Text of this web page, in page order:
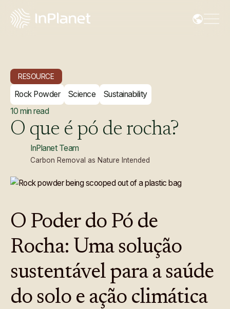
RESOURCE
Rock Powder Science
Sustainability
10 min read
O que é pó de rocha?
InPlanet Team
Carbon Removal as Nature Intended
O Poder do Pó de
Rocha: Uma solução
sustentável para a saúde
do solo e ação climática